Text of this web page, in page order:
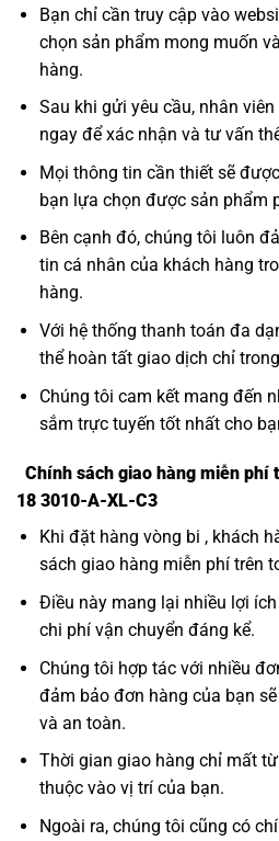
Bạn chỉ cần truy cập vào
chọn sản phẩm mong muốn
hàng.
Sau khi gửi yêu cầu, nhân
ngay để xác nhận và tư vấn
Mọi thông tin cần thiết sẽ
bạn lựa chọn được sản phẩm
Bên cạnh đó, chúng tôi luôn
tin cá nhân của khách hàng
hàng.
Với hệ thống thanh toán đa
thể hoàn tất giao dịch chỉ
Chúng tôi cam kết mang đến
sắm trực tuyến tốt nhất cho
Chính sách giao hàng miễn phí
18 3010-A-XL-C3
Khi đặt hàng vòng bi , khách
sách giao hàng miễn phí trên
Điều này mang lại nhiều lợi
chi phí vận chuyển đáng kể.
Chúng tôi hợp tác với nhiều
đảm bảo đơn hàng của bạn
và an toàn.
Thời gian giao hàng chỉ mất
thuộc vào vị trí của bạn.
Ngoài ra, chúng tôi cũng có